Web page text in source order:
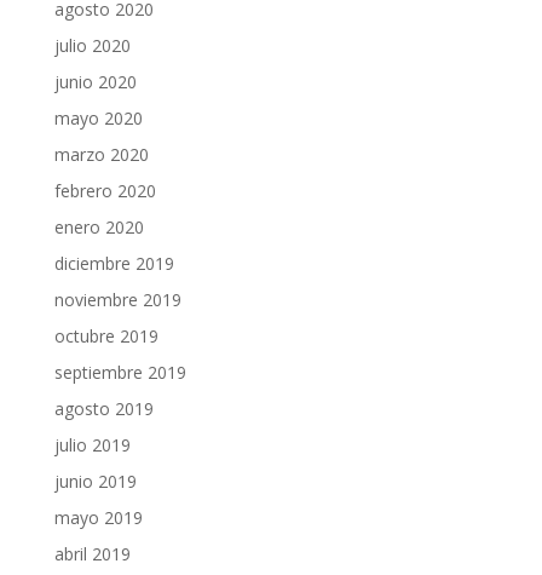
agosto 2020
julio 2020
junio 2020
mayo 2020
marzo 2020
febrero 2020
enero 2020
diciembre 2019
noviembre 2019
octubre 2019
septiembre 2019
agosto 2019
julio 2019
junio 2019
mayo 2019
abril 2019